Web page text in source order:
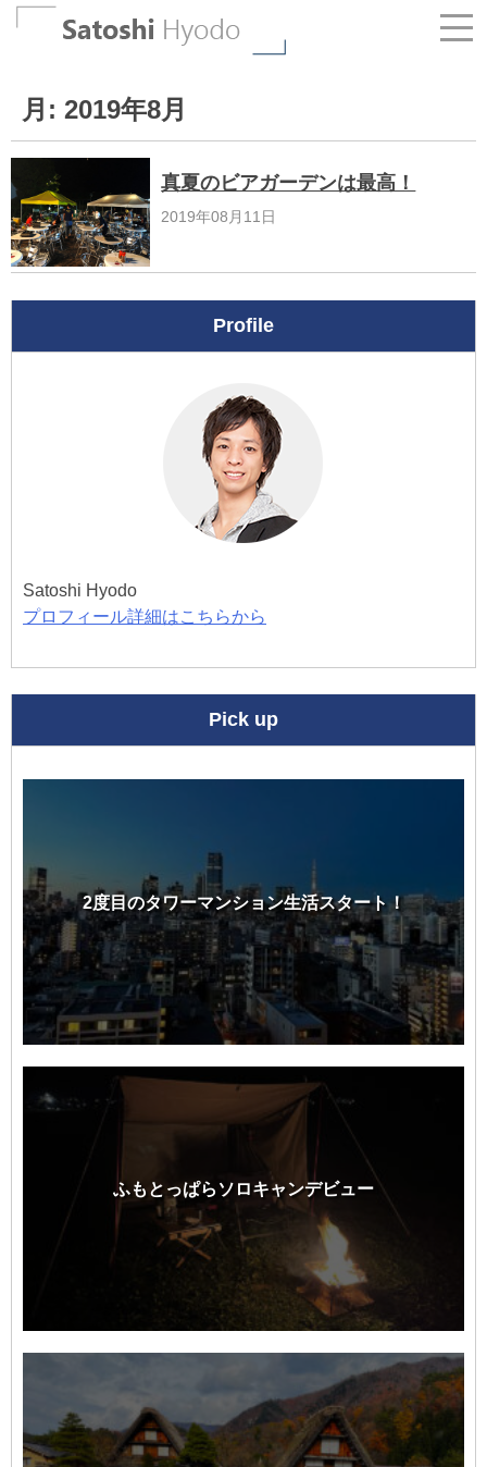
Skip
月: 2019年8月
真夏のビアガーデンは最高！
2019年08月11日
Profile
Satoshi Hyodo
プロフィール詳細はこちらから
Pick up
2度目のタワーマンション生活スタート！
ふもとっぱらソロキャンデビュー